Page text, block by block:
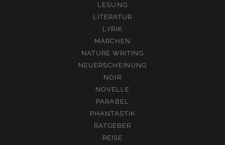
LESUNG
LITERATUR
LYRIK
MÄRCHEN
NATURE WRITING
NEUERSCHEINUNG
NOIR
NOVELLE
PARABEL
PHANTASTIK
RATGEBER
REISE